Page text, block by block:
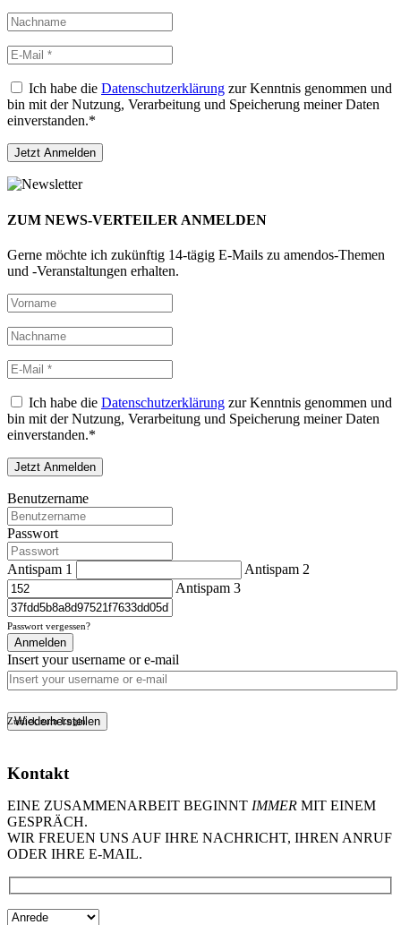
Ich habe die Datenschutzerklärung zur Kenntnis genommen und
bin mit der Nutzung, Verarbeitung und Speicherung meiner Daten
einverstanden.*
ZUM NEWS-VERTEILER ANMELDEN
Gerne möchte ich zukünftig 14-tägig E-Mails zu amendos-Themen
und -Veranstaltungen erhalten.
Ich habe die Datenschutzerklärung zur Kenntnis genommen und
bin mit der Nutzung, Verarbeitung und Speicherung meiner Daten
einverstanden.*
Benutzername
Passwort
Antispam 1
Antispam 2
Antispam 3
Passwort vergessen?
Anmelden
Insert your username or e-mail
Zurück zum Login
Wiederherstellen
Kontakt
EINE ZUSAMMENARBEIT BEGINNT IMMER MIT EINEM
GESPRÄCH.
WIR FREUEN UNS AUF IHRE NACHRICHT, IHREN ANRUF
ODER IHRE E-MAIL.